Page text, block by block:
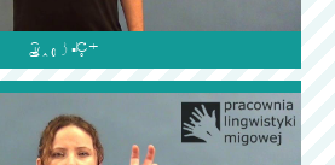
